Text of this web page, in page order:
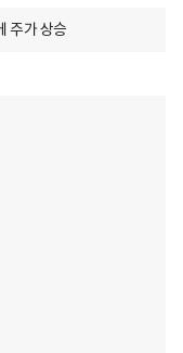
주가 상승